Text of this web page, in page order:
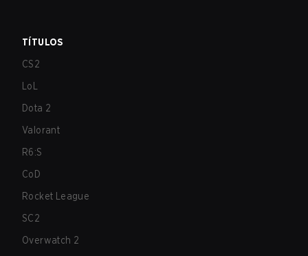
TÍTULOS
CS2
LoL
Dota 2
Valorant
R6:S
CoD
Rocket League
SC2
Overwatch 2